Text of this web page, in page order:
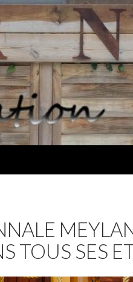
MEYLAN
TOUS SES